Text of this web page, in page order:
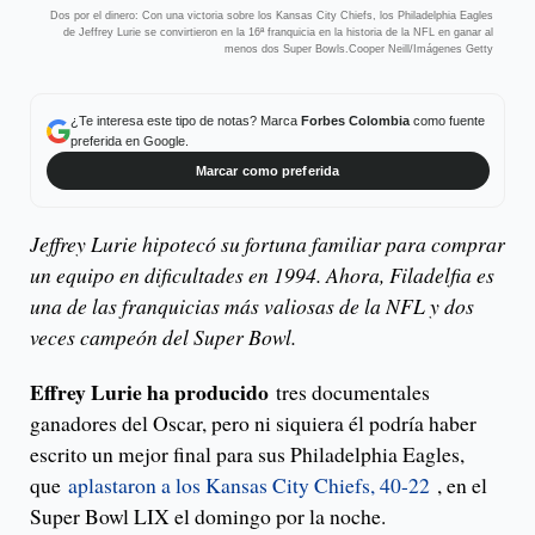
Dos por el dinero: Con una victoria sobre los Kansas City Chiefs, los Philadelphia Eagles
de Jeffrey Lurie se convirtieron en la 16ª franquicia en la historia de la NFL en ganar al
menos dos Super Bowls.Cooper Neill/Imágenes Getty
¿Te interesa este tipo de notas? Marca Forbes Colombiacomo fuente
preferida en Google.
Marcar como preferida
Jeffrey Lurie hipotecó su fortuna familiar para comprar
un equipo en dificultades en 1994. Ahora, Filadelfia es
una de las franquicias más valiosas de la NFL y dos
veces campeón del Super Bowl.
Effrey Lurie ha producido tres documentales
ganadores del Oscar, pero ni siquiera él podría haber
escrito un mejor final para sus Philadelphia Eagles,
que aplastaron a los Kansas City Chiefs, 40-22 , en el
Super Bowl LIX el domingo por la noche.